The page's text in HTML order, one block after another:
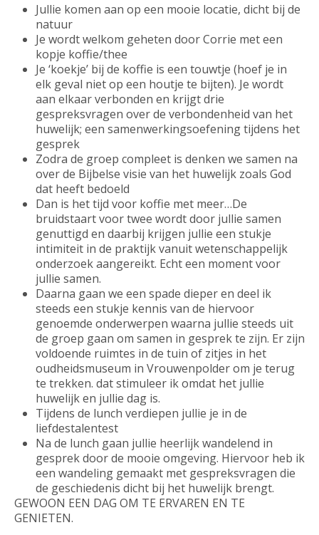
Jullie komen aan op een mooie locatie, dicht bij de
natuur
Je wordt welkom geheten door Corrie met een
kopje koffie/thee
Je ‘koekje’ bij de koffie is een touwtje (hoef je in
elk geval niet op een houtje te bijten). Je wordt
aan elkaar verbonden en krijgt drie
gespreksvragen over de verbondenheid van het
huwelijk; een samenwerkingsoefening tijdens het
gesprek
Zodra de groep compleet is denken we samen na
over de Bijbelse visie van het huwelijk zoals God
dat heeft bedoeld
Dan is het tijd voor koffie met meer…De
bruidstaart voor twee wordt door jullie samen
genuttigd en daarbij krijgen jullie een stukje
intimiteit in de praktijk vanuit wetenschappelijk
onderzoek aangereikt. Echt een moment voor
jullie samen.
Daarna gaan we een spade dieper en deel ik
steeds een stukje kennis van de hiervoor
genoemde onderwerpen waarna jullie steeds uit
de groep gaan om samen in gesprek te zijn. Er zijn
voldoende ruimtes in de tuin of zitjes in het
oudheidsmuseum in Vrouwenpolder om je terug
te trekken. dat stimuleer ik omdat het jullie
huwelijk en jullie dag is.
Tijdens de lunch verdiepen jullie je in de
liefdestalentest
Na de lunch gaan jullie heerlijk wandelend in
gesprek door de mooie omgeving. Hiervoor heb ik
een wandeling gemaakt met gespreksvragen die
de geschiedenis dicht bij het huwelijk brengt.
GEWOON EEN DAG OM TE ERVAREN EN TE
GENIETEN.